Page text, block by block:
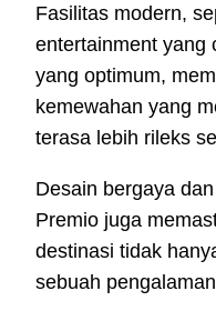
Fasilitas modern,
entertainment yang
yang optimum,
kemewahan yang
terasa lebih rileks
Desain bergaya
Premio juga
destinasi tidak
sebuah